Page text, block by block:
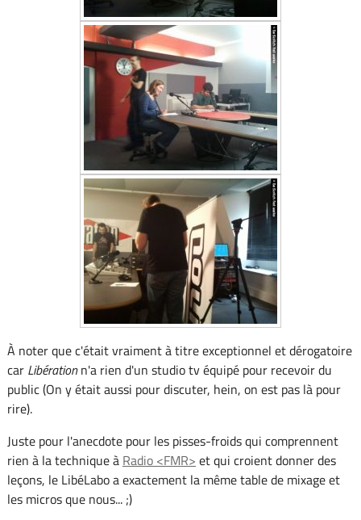
À noter que c'était vraiment à titre exceptionnel et dérogatoire
car Libérationn'a rien d'un studio tv équipé pour recevoir du
public (On y était aussi pour discuter, hein, on est pas là pour
rire).
Juste pour l'anecdote pour les pisses-froids qui comprennent
rien à la technique à Radio <FMR> et qui croient donner des
leçons, le LibéLabo a exactement la même table de mixage et
les micros que nous... ;)